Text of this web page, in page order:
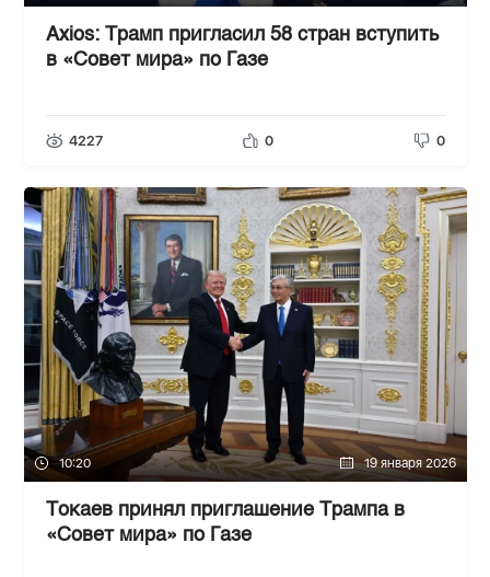
Axios: Трамп пригласил 58 стран вступить
в «Совет мира» по Газе
4227 0 0
10:20 19 января 2026
Токаев принял приглашение Трампа в
«Совет мира» по Газе